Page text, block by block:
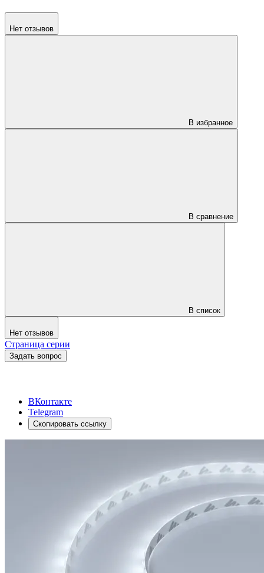
Нет отзывов
В избранное
В сравнение
В список
Нет отзывов
Страница серии
Задать вопрос
ВКонтакте
Telegram
Скопировать ссылку